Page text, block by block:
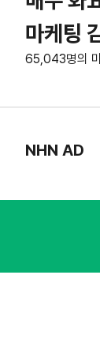
마케팅
65,043명의
NHN AD